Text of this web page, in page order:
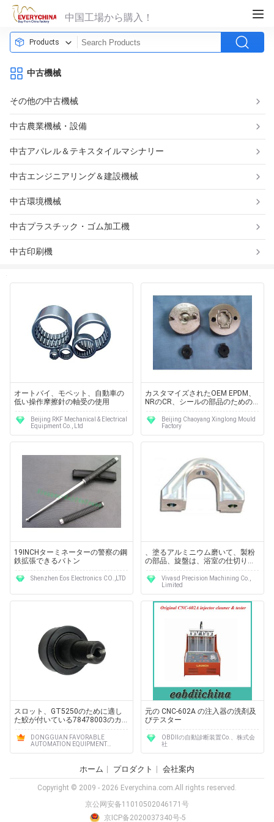
中国工場から購入！
Products
中古機械
その他の中古機械
中古農業機械・設備
中古アパレル＆テキスタイルマシナリー
中古エンジニアリング＆建設機械
中古環境機械
中古プラスチック・ゴム加工機
中古印刷機
オートバイ、モペット、自動車の
低い操作摩擦針の軸受の使用
Beijing RKF Mechanical & Electrical
Equipment Co., Ltd
カスタマイズされたOEM EPDM、
NRのCR、シールの部品のための
NBR 618のゴム注入型
Beijing Chaoyang Xinglong Mould
Factory
19INCHターミネーターの警察の鋼
鉄拡張できるバトン
Shenzhen Eos Electronics CO.,LTD
、塗るアルミニウム磨いて、製粉
の部品、旋盤は、浴室の仕切りハ
ードウェア分けます
Vivasd Precision Machining Co.,
Limited
スロット、GT5250のために適し
た鮫が付いている78478003のカ
ム軸受特に
DONGGUAN FAVORABLE
AUTOMATION EQUIPMENT
元の CNC-602A の注入器の洗剤及
びテスター
OBDIIの自動診断装置Co.、株式会
社
ホーム プロダクト 会社案内
Copyright © 2009 - 2026 Everychina.com.All rights reserved.
京公网安备11010502046171号
京ICP备2020037340号-5